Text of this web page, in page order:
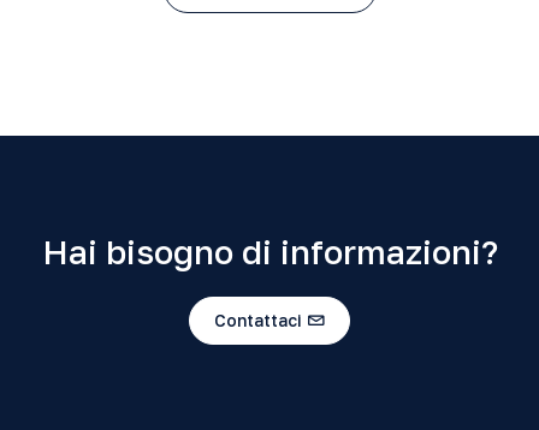
Hai bisogno di informazioni?
Contattaci